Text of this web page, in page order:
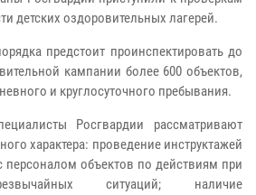
детских оздоровительных лагерей.
предстоит проинспектировать до
кампании более 600 объектов,
и круглосуточного пребывания.
Росгвардии рассматривают
характера: проведение инструктажей
персоналом объектов по действиям при
ситуаций; наличие